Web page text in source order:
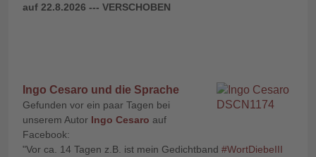
auf 22.8.2026 --- VERSCHOBEN
Ingo Cesaro und die Sprache
Gefunden vor ein paar Tagen bei
unserem Autor Ingo Cesaro auf
Facebook:
"Vor ca. 14 Tagen z.B. ist mein Gedichtband #WortDiebeIII